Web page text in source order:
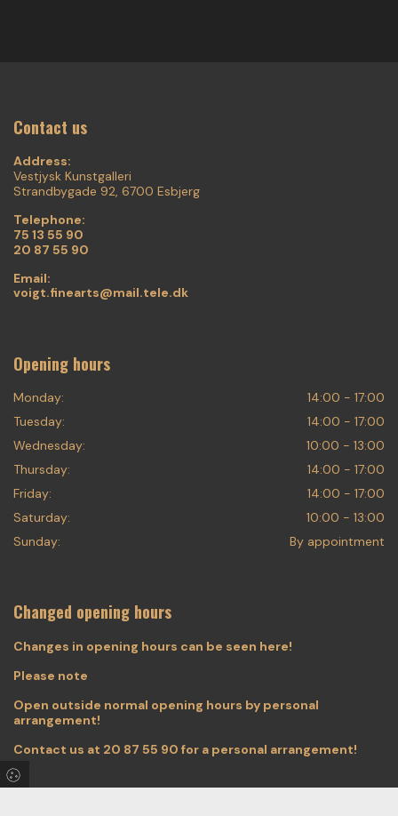
Contact us
Address:
Vestjysk Kunstgalleri
Strandbygade 92, 6700 Esbjerg
Telephone:
75 13 55 90
20 87 55 90
Email:
voigt.finearts@mail.tele.dk
Opening hours
Monday:
14:00 - 17:00
Tuesday:
14:00 - 17:00
Wednesday:
10:00 - 13:00
Thursday:
14:00 - 17:00
Friday:
14:00 - 17:00
Saturday:
10:00 - 13:00
Sunday:
By appointment
Changed opening hours
Changes in opening hours can be seen here!
Please note
Open outside normal opening hours by personal
arrangement!
Contact us at 20 87 55 90 for a personal arrangement!